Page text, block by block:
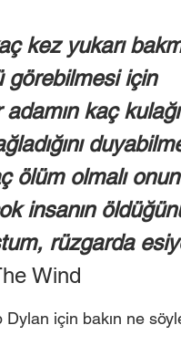
kez yukarı
görebilmesi için
kaç
ölüm olmalı
insanın
rüzgarda
Wind
için bakın ne